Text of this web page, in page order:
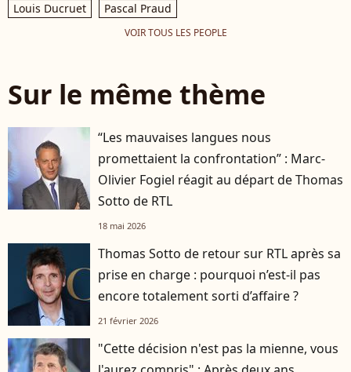
Louis Ducruet
Pascal Praud
VOIR TOUS LES PEOPLE
Sur le même thème
“Les mauvaises langues nous
promettaient la confrontation” : Marc-
Olivier Fogiel réagit au départ de Thomas
Sotto de RTL
18 mai 2026
Thomas Sotto de retour sur RTL après sa
prise en charge : pourquoi n’est-il pas
encore totalement sorti d’affaire ?
21 février 2026
"Cette décision n'est pas la mienne, vous